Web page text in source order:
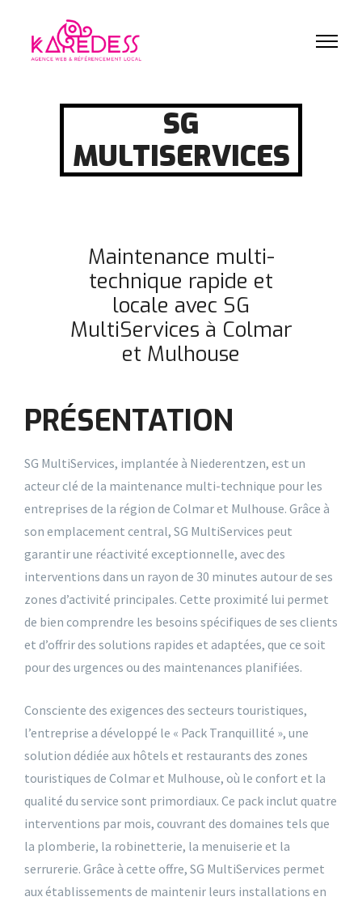
SG
MULTISERVICES
Maintenance multi-
technique rapide et
locale avec SG
MultiServices à Colmar
et Mulhouse
PRÉSENTATION
SG MultiServices, implantée à Niederentzen, est un
acteur clé de la maintenance multi-technique pour les
entreprises de la région de Colmar et Mulhouse. Grâce à
son emplacement central, SG MultiServices peut
garantir une réactivité exceptionnelle, avec des
interventions dans un rayon de 30 minutes autour de ses
zones d’activité principales. Cette proximité lui permet
de bien comprendre les besoins spécifiques de ses clients
et d’offrir des solutions rapides et adaptées, que ce soit
pour des urgences ou des maintenances planifiées.
Consciente des exigences des secteurs touristiques,
l’entreprise a développé le « Pack Tranquillité », une
solution dédiée aux hôtels et restaurants des zones
touristiques de Colmar et Mulhouse, où le confort et la
qualité du service sont primordiaux. Ce pack inclut quatre
interventions par mois, couvrant des domaines tels que
la plomberie, la robinetterie, la menuiserie et la
serrurerie. Grâce à cette offre, SG MultiServices permet
aux établissements de maintenir leurs installations en